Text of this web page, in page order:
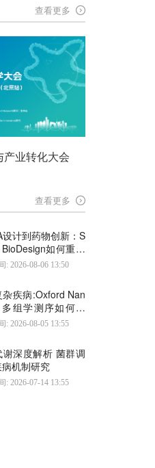
查看更多
业转化大会
查看更多
设计到药物创新：S
如何重塑
学研发生态
: 2026-08-06 13:50
疾病:Oxford Nan
组学测序如何揭
制
: 2026-08-05 13:55
谢深度解析 菌群调
机制研究
: 2026-07-14 13:55